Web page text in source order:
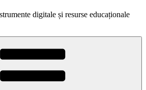
digitale și resurse educaționale